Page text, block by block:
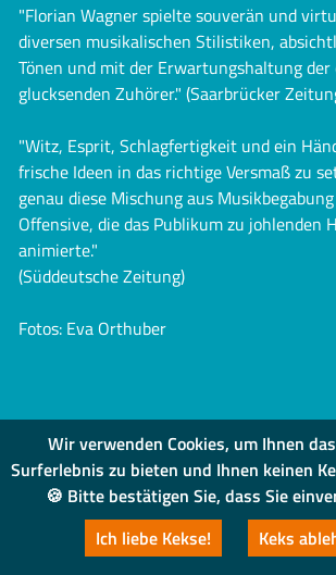
Wir verwenden Cookies, um Ihnen
Surferlebnis zu bieten und Ihnen keinen
🍪 Bitte bestätigen Sie, dass Sie
Ich liebe Kekse!
Keks
"Florian Wagner spielte souverän und
diversen musikalischen Stilistiken,
Tönen und mit der Erwartungshaltung
glucksenden Zuhörer." (Saarbrücker
"Witz, Esprit, Schlagfertigkeit und ein
frische Ideen in das richtige Versmaß zu
genau diese Mischung aus
Offensive, die das Publikum zu johlenden
animierte."
(Süddeutsche Zeitung)
Fotos: Eva Orthuber
IMPRESSUM |